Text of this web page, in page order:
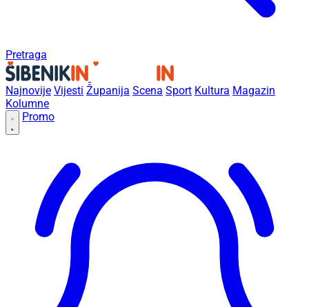
Pretraga
Najnovije Vijesti Županija Scena Sport Kultura Magazin
Kolumne
Promo